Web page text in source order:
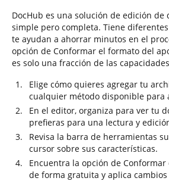
DocHub es una solución de edición de
simple pero completa. Tiene
te ayudan a ahorrar minutos en el
opción de Conformar el formato del
es solo una fracción de las
Elige cómo quieres agregar tu
cualquier método disponible para
En el editor, organiza para ver tu
prefieras para una lectura y
Revisa la barra de herramientas
cursor sobre sus características.
Encuentra la opción de
de forma gratuita y aplica